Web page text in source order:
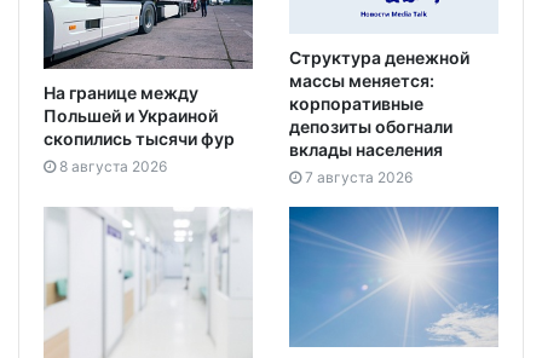
На границе между
Польшей и Украиной
скопились тысячи фур
8 августа 2026
Структура денежной
массы меняется:
корпоративные
депозиты обогнали
вклады населения
7 августа 2026